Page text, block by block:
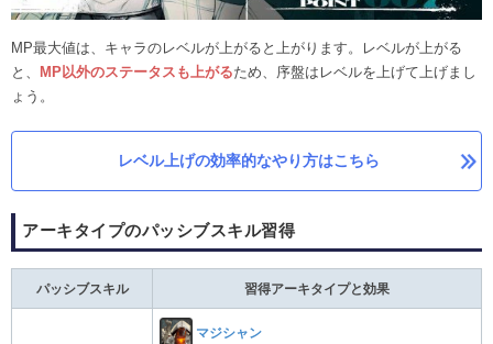
MP最大値は、キャラのレベルが上がると上がります。レベルが上がる
と、
MP以外のステータスも上がるため、序盤はレベルを上げて上げまし
ょう。
レベル上げの効率的なやり方はこちら
アーキタイプのパッシブスキル習得
パッシブスキル 習得アーキタイプと効果
マジシャン